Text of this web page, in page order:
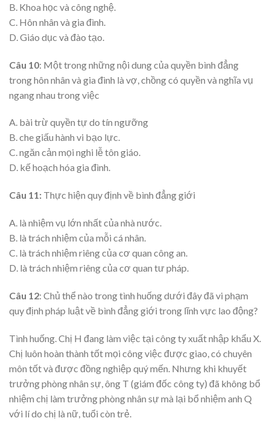
B. Khoa học và công nghệ.
C. Hôn nhân và gia đình.
D. Giáo dục và đào tạo.
Câu 10: Một trong những nội dung của quyền bình đẳng
trong hôn nhân và gia đình là vợ, chồng có quyền và nghĩa vụ
ngang nhau trong việc
A. bài trừ quyền tự do tín ngưỡng
B. che giấu hành vi bạo lực.
C. ngăn cản mọi nghi lễ tôn giáo.
D. kế hoạch hóa gia đình.
Câu 11: Thực hiện quy định về bình đẳng giới
A. là nhiệm vụ lớn nhất của nhà nước.
B. là trách nhiệm của mỗi cá nhân.
C. là trách nhiệm riêng của cơ quan công an.
D. là trách nhiệm riêng của cơ quan tư pháp.
Câu 12: Chủ thể nào trong tình huống dưới đây đã vi phạm
quy định pháp luật về bình đẳng giới trong lĩnh vực lao động?
Tình huống. Chị H đang làm việc tại công ty xuất nhập khẩu X.
Chị luôn hoàn thành tốt mọi công việc được giao, có chuyên
môn tốt và được đồng nghiệp quý mến. Nhưng khi khuyết
trưởng phòng nhân sự, ông T (giám đốc công ty) đã không bổ
nhiệm chị làm trưởng phòng nhân sự mà lại bổ nhiệm anh Q
với lí do chị là nữ, tuổi còn trẻ.